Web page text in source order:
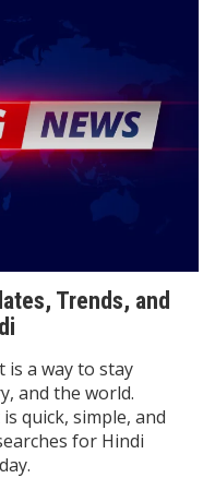
Trends, and
a way to stay
and the world.
quick, simple, and
for Hindi